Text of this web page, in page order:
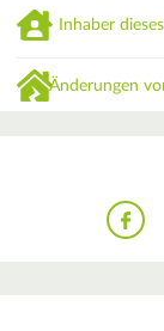
Inhaber
Änderungen